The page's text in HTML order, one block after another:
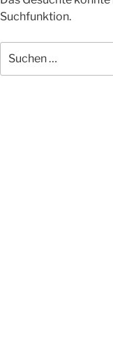
Suchfunktion.
nach: